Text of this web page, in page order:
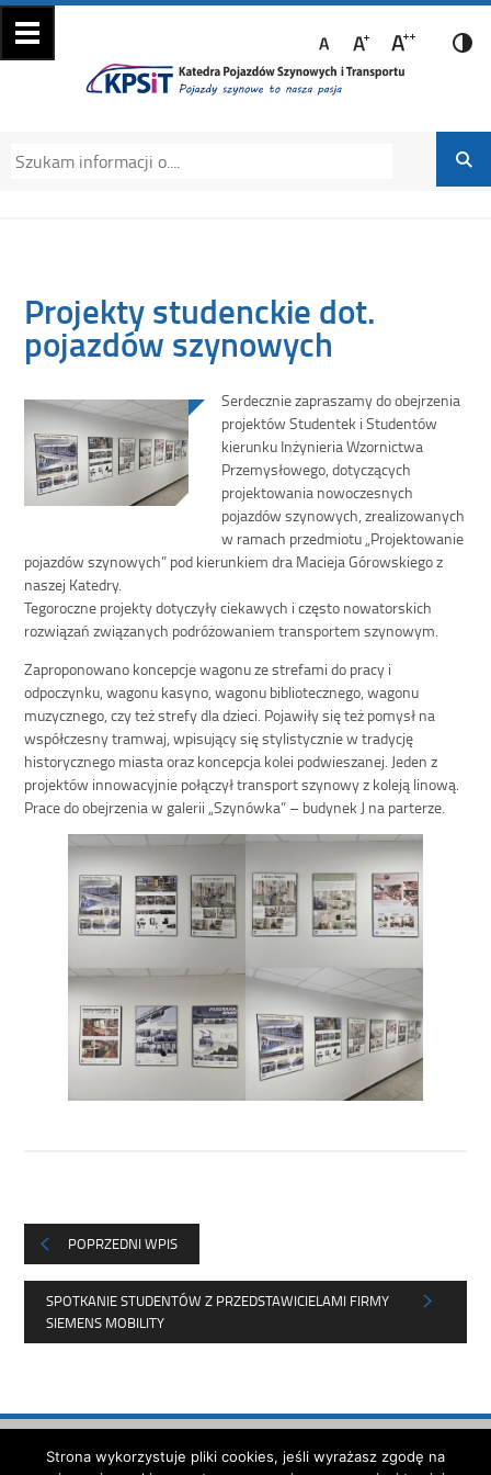
Katedra Pojazdów
Szynowych i
Transportu
Katedra Pojazdów Szynowych i Transportu
Politechniki Krakowskiej na Wydziale
Mechanicznym
Projekty studenckie dot.
pojazdów szynowych
Serdecznie zapraszamy do obejrzenia
projektów Studentek i Studentów
kierunku Inżynieria Wzornictwa
Przemysłowego, dotyczących
projektowania nowoczesnych
pojazdów szynowych, zrealizowanych
w ramach przedmiotu „Projektowanie
pojazdów szynowych” pod kierunkiem dra Macieja Górowskiego z
naszej Katedry.
Tegoroczne projekty dotyczyły ciekawych i często nowatorskich
rozwiązań związanych podróżowaniem transportem szynowym.
Zaproponowano koncepcje wagonu ze strefami do pracy i
odpoczynku, wagonu kasyno, wagonu bibliotecznego, wagonu
muzycznego, czy też strefy dla dzieci. Pojawiły się też pomysł na
współczesny tramwaj, wpisujący się stylistycznie w tradycję
historycznego miasta oraz koncepcja kolei podwieszanej. Jeden z
projektów innowacyjnie połączył transport szynowy z koleją linową.
Prace do obejrzenia w galerii „Szynówka” – budynek J na parterze.
POPRZEDNI WPIS
SPOTKANIE STUDENTÓW Z PRZEDSTAWICIELAMI FIRMY
SIEMENS MOBILITY
ramach projektu
Strona wykorzystuje pliki cookies, jeśli wyrażasz zgodę na